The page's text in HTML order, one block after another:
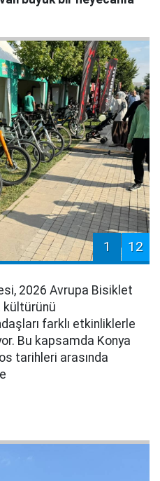
1 12
2026 Avrupa Bisiklet
kültürünü
farklı etkinliklerle
Bu kapsamda Konya
tarihleri arasında